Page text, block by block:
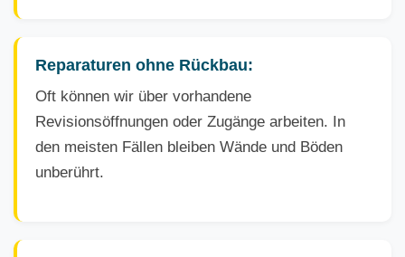
Reparaturen ohne Rückbau:
Oft können wir über vorhandene
Revisionsöffnungen oder Zugänge arbeiten. In
den meisten Fällen bleiben Wände und Böden
unberührt.